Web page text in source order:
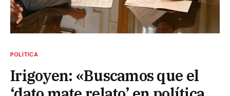
POLÍTICA
Irigoyen: «Buscamos que el